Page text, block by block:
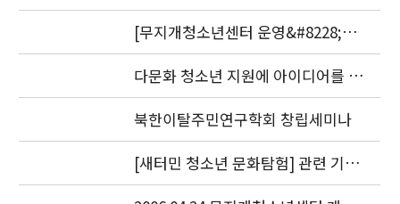
[무지개청소년센터 운영&#8228;자
문위원회 회의] 개최
다문화 청소년 지원에 아이디어를 제
안해 주세요.
북한이탈주민연구학회 창립세미나
[새터민 청소년 문화탐험] 관련 기관
실무자 간담회